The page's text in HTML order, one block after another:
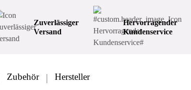
Zuverlässiger
Versand
Hervorragender
Kundenservice
Zubehör Hersteller